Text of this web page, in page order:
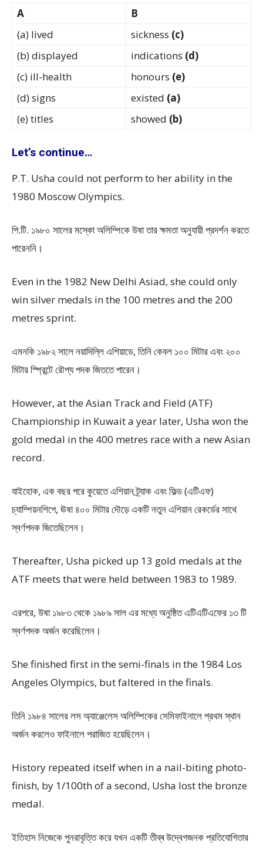
A
B
(a) lived
sickness (c)
(b) displayed
indications (d)
(c) ill-health
honours (e)
(d) signs
existed (a)
(e) titles
showed (b)
Let’s continue…
P.T. Usha could not perform to her ability in the
1980 Moscow Olympics.
পি.টি. ১৯৮০ সালের মস্কো অলিম্পিকে উষা তার ক্ষমতা অনুযায়ী প্রদর্শন করতে
পারেননি।
Even in the 1982 New Delhi Asiad, she could only
win silver medals in the 100 metres and the 200
metres sprint.
এমনকি ১৯৮২ সালে নয়াদিল্লি এশিয়াডে, তিনি কেবল ১০০ মিটার এবং ২০০
মিটার স্প্রিন্টে রৌপ্য পদক জিততে পারেন।
However, at the Asian Track and Field (ATF)
Championship in Kuwait a year later, Usha won the
gold medal in the 400 metres race with a new Asian
record.
যাইহোক, এক বছর পরে কুয়েতে এশিয়ান ট্র্যাক এবং ফিল্ড (এটিএফ)
চ্যাম্পিয়নশিপে, ঊষা ৪০০ মিটার দৌড়ে একটি নতুন এশিয়ান রেকর্ডের সাথে
স্বর্ণপদক জিতেছিলেন।
Thereafter, Usha picked up 13 gold medals at the
ATF meets that were held between 1983 to 1989.
এরপরে, উষা ১৯৮৩ থেকে ১৯৮৯ সাল এর মধ্যে অনুষ্ঠিত এটিএটিএফের ১৩ টি
স্বর্ণপদক অর্জন করেছিলেন।
She finished first in the semi-finals in the 1984 Los
Angeles Olympics, but faltered in the finals.
তিনি ১৯৮৪ সালের লস অ্যাঞ্জেলেস অলিম্পিকের সেমিফাইনালে প্রথম স্থান
অর্জন করলেও ফাইনালে পরাজিত হয়েছিলেন।
History repeated itself when in a nail-biting photo-
finish, by 1/100th of a second, Usha lost the bronze
medal.
ইতিহাস নিজেকে পুনরাবৃত্তি করে যখন একটি তীব্ৰ উদ্বেগজনক প্রতিযোগিতার